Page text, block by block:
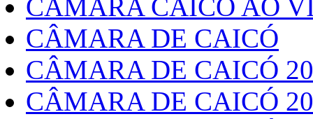
CAMARA CAICO AO
CÂMARA DE CAICÓ
CÂMARA DE CAICÓ
CÂMARA DE CAICÓ